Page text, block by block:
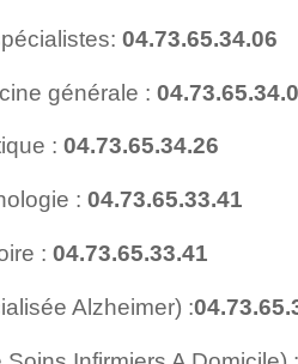
04.73.65.34.06
générale :
: 04.73.65.34.26
: 04.73.65.33.41
: 04.73.65.33.41
Alzheimer) :